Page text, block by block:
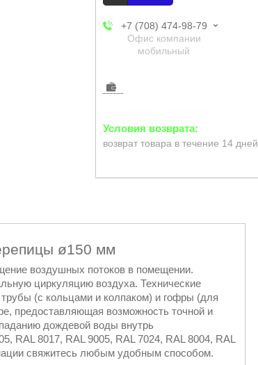
+7 (708) 474-98-79
Офис компании
мобильный
возврат товара в течение 14 дней
ø150 мм
воздушных потоков в помещении.
циркуляцию воздуха. Технические
трубы (с кольцами и колпаком) и гофры (для
предоставляющая возможность точной и
дождевой воды внутрь
RAL 8017, RAL 9005, RAL 7024, RAL 8004, RAL
свяжитесь любым удобным способом.